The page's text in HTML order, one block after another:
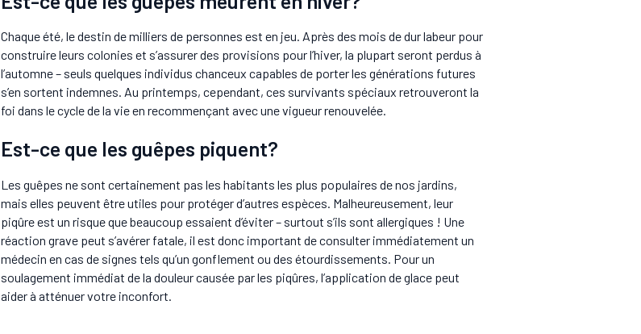
Chaque été, le destin de milliers de personnes est en jeu. Après des mois de dur labeur pour
construire leurs colonies et s’assurer des provisions pour l’hiver, la plupart seront perdus à
l’automne – seuls quelques individus chanceux capables de porter les générations futures
s’en sortent indemnes. Au printemps, cependant, ces survivants spéciaux retrouveront la
foi dans le cycle de la vie en recommençant avec une vigueur renouvelée.
Est-ce que les guêpes piquent?
Les guêpes ne sont certainement pas les habitants les plus populaires de nos jardins,
mais elles peuvent être utiles pour protéger d’autres espèces. Malheureusement, leur
piqûre est un risque que beaucoup essaient d’éviter – surtout s’ils sont allergiques ! Une
réaction grave peut s’avérer fatale, il est donc important de consulter immédiatement un
médecin en cas de signes tels qu’un gonflement ou des étourdissements. Pour un
soulagement immédiat de la douleur causée par les piqûres, l’application de glace peut
aider à atténuer votre inconfort.